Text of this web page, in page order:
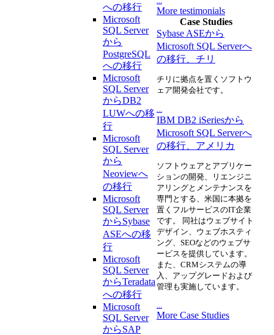
への移行
Microsoft
SQL Server
から
PostgreSQL
への移行
Microsoft
SQL Server
からDB2
LUWへの移
行
Microsoft
SQL Server
から
Neoviewへ
の移行
Microsoft
SQL Server
からSybase
ASEへの移
行
Microsoft
SQL Server
からTeradata
への移行
Microsoft
SQL Server
からSAP
More testimonials
Case Studies
Sybase ASEから
Microsoft SQL Serverへ
の移行、チリ
チリに拠点を置くソフトウ
ェア開発会社です。
IBM DB2 iSeriesから
Microsoft SQL Serverへ
の移行、アメリカ
ソフトウェアとアプリケー
ションの開発、リエンジニ
アリングとメンテナンスを
専門とする、米国に本拠を
置くフルサービスのIT企業
です。 同社はウェブサイト
デザイン、ウェブホスティ
ング、SEOなどのウェブサ
ービスを提供しています。
また、CRMシステムの導
入、アップグレードおよび
管理も実施しています。
...
More Case Studies